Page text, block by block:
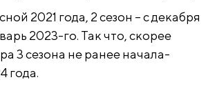
2021 года, 2 сезон – с декабря
2023-го. Так что, скорее
3 сезона не ранее начала-
года.